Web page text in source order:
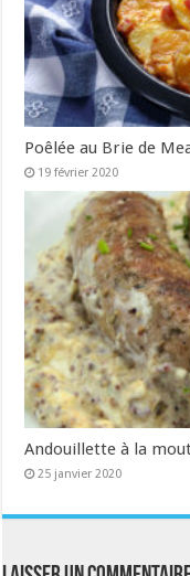
Poêlée au Brie de
19 février 2020
Andouillette à la
25 janvier 2020